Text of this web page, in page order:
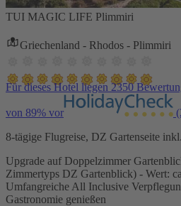
TUI MAGIC LIFE Plimmiri
Griechenland - Rhodos - Plimmiri
Für dieses Hotel liegen 2350
von 89% vor
8-tägige Flugreise, DZ Gartenseite
Upgrade auf Doppelzimmer
Zimmertyps DZ Gartenblick) - Wert:
Umfangreiche All Inclusive
Gastronomie genießen